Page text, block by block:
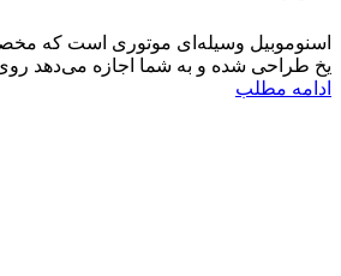
اسنوموبیل وسیله‌ای موتوری است که
یخ طراحی شده و به شما اجازه می‌دهد
ادامه مطلب